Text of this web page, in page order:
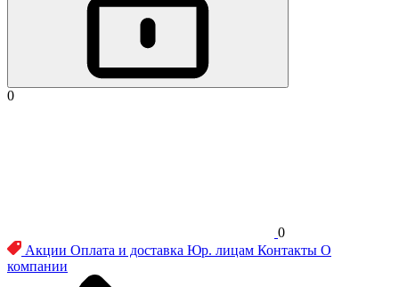
0
0
Акции Оплата и доставка Юр. лицам Контакты О
компании